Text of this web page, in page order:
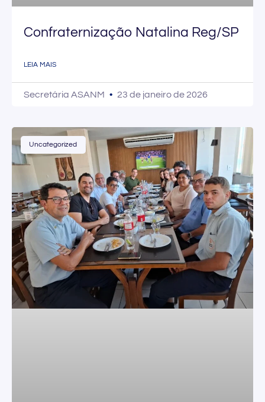
Confraternização Natalina Reg/SP
LEIA MAIS
Secretária ASANM 23 de janeiro de 2026
Uncategorized